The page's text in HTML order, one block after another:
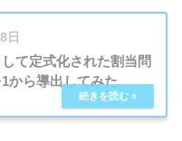
日
て定式化された割当問
から導出してみた